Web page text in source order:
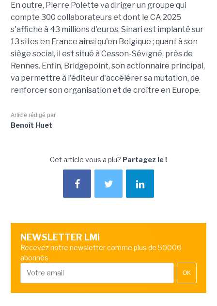
En outre, Pierre Polette va diriger un groupe qui
compte 300 collaborateurs et dont le CA 2025
s'affiche à 43 millions d'euros. Sinari est implanté sur
13 sites en France ainsi qu'en Belgique ; quant à son
siège social, il est situé à Cesson-Sévigné, près de
Rennes. Enfin, Bridgepoint, son actionnaire principal,
va permettre à l'éditeur d'accélérer sa mutation, de
renforcer son organisation et de croître en Europe.
Article rédigé par
Benoît Huet
Cet article vous a plu? Partagez le !
NEWSLETTER LMI
Recevez notre newsletter comme plus de 50000
abonnés
OK